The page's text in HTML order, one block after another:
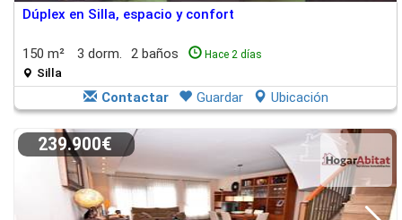
Dúplex en Silla, espacio y confort
150 m² 3 dorm. 2 baños Hace 2 días
Silla
Contactar Guardar Ubicación
239.900€